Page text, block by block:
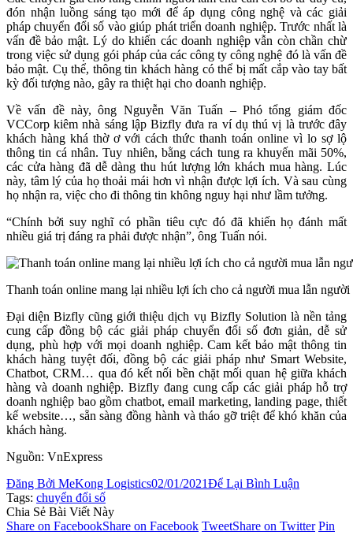
đón nhận luồng sáng tạo mới để áp dụng công nghệ và các giải
pháp chuyển đổi số vào giúp phát triển doanh nghiệp. Trước nhất là
vấn đề bảo mật. Lý do khiến các doanh nghiệp vẫn còn chần chừ
trong việc sử dụng gói pháp của các công ty công nghệ đó là vấn đề
bảo mật. Cụ thể, thông tin khách hàng có thể bị mất cắp vào tay bất
kỳ đối tượng nào, gây ra thiệt hại cho doanh nghiệp.
Về vấn đề này, ông Nguyễn Văn Tuấn – Phó tổng giám đốc
VCCorp kiêm nhà sáng lập Bizfly đưa ra ví dụ thú vị là trước đây
khách hàng khá thờ ơ với cách thức thanh toán online vì lo sợ lộ
thông tin cá nhân. Tuy nhiên, bằng cách tung ra khuyến mãi 50%,
các cửa hàng đã dễ dàng thu hút lượng lớn khách mua hàng. Lúc
này, tâm lý của họ thoải mái hơn vì nhận được lợi ích. Và sau cùng
họ nhận ra, việc cho đi thông tin không nguy hại như lầm tưởng.
“Chính bởi suy nghĩ có phần tiêu cực đó đã khiến họ đánh mất
nhiều giá trị đáng ra phải được nhận”, ông Tuấn nói.
Thanh toán online mang lại nhiều lợi ích cho cả người mua lẫn người
Đại diện Bizfly cũng giới thiệu dịch vụ Bizfly Solution là nền tảng
cung cấp đồng bộ các giải pháp chuyển đổi số đơn giản, dễ sử
dụng, phù hợp với mọi doanh nghiệp. Cam kết bảo mật thông tin
khách hàng tuyệt đối, đồng bộ các giải pháp như Smart Website,
Chatbot, CRM… qua đó kết nối bền chặt mối quan hệ giữa khách
hàng và doanh nghiệp. Bizfly đang cung cấp các giải pháp hỗ trợ
doanh nghiệp bao gồm chatbot, email marketing, landing page, thiết
kế website…, sẵn sàng đồng hành và tháo gỡ triệt để khó khăn của
khách hàng.
Nguồn: VnExpress
Đăng Bởi MeKong Logistics02/01/2021Để Lại Bình Luận
Tags: chuyển đổi số
Chia Sẻ Bài Viết Này
Share on FacebookShare on Facebook TweetShare on Twitter Pin